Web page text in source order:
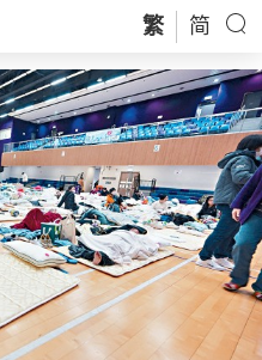
繁 简